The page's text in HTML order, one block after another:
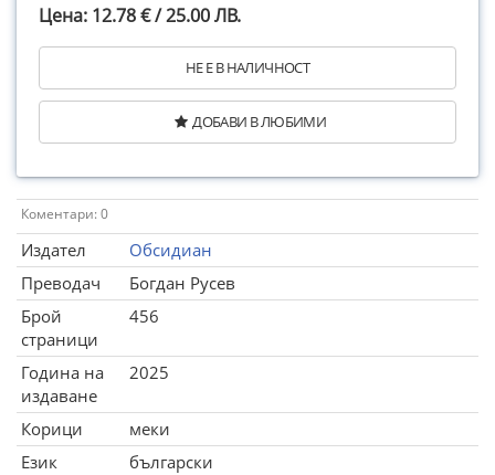
Цена: 12.78 € / 25.00 ЛВ.
НЕ Е В НАЛИЧНОСТ
ДОБАВИ В ЛЮБИМИ
Коментари: 0
Издател
Обсидиан
Преводач
Богдан Русев
Брой
страници
456
Година на
издаване
2025
Корици
меки
Език
български